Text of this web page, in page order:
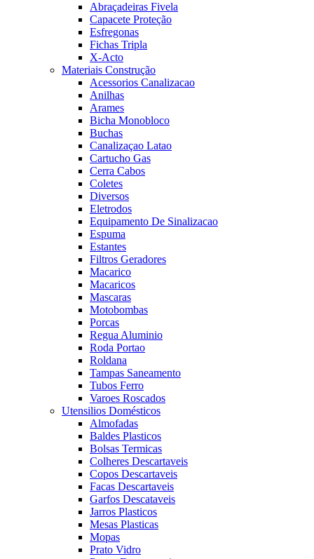
Abraçadeiras Fivela
Capacete Proteção
Esfregonas
Fichas Tripla
X-Acto
Materiais Construção
Acessorios Canalizacao
Anilhas
Arames
Bicha Monobloco
Buchas
Canalizaçao Latao
Cartucho Gas
Cerra Cabos
Coletes
Diversos
Eletrodos
Equipamento De Sinalizacao
Espuma
Estantes
Filtros Geradores
Macarico
Macaricos
Mascaras
Motobombas
Porcas
Regua Aluminio
Roda Portao
Roldana
Tampas Saneamento
Tubos Ferro
Varoes Roscados
Utensilios Domésticos
Almofadas
Baldes Plasticos
Bolsas Termicas
Colheres Descartaveis
Copos Descartaveis
Facas Descartaveis
Garfos Descataveis
Jarros Plasticos
Mesas Plasticas
Mopas
Prato Vidro